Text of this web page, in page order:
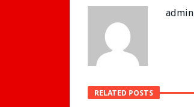
admin
RELATED POSTS